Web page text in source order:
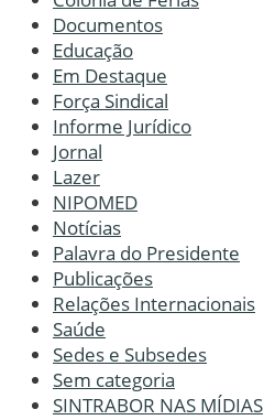
Documentos
Educação
Em Destaque
Força Sindical
Informe Jurídico
Jornal
Lazer
NIPOMED
Notícias
Palavra do Presidente
Publicações
Relações Internacionais
Saúde
Sedes e Subsedes
Sem categoria
SINTRABOR NAS MÍDIAS